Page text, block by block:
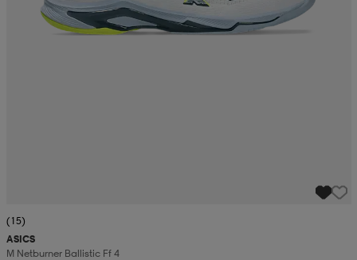
(15)
ASICS
M Netburner Ballistic Ff 4